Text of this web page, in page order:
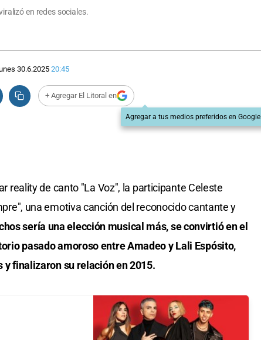
en redes sociales.
30.6.2025 20:45
+ Agregar El Litoral en
Agregar a tus medios preferidos en Google
reality de canto "La Voz", la participante Celeste
una emotiva canción del reconocido cantante y
sería una elección musical más, se convirtió en el
pasado amoroso entre Amadeo y Lali Espósito,
finalizaron su relación en 2015.